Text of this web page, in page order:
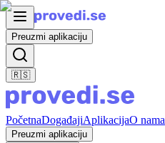
Preuzmi aplikaciju
🇷🇸
PočetnaDogađajiAplikacijaO nama
Preuzmi aplikaciju